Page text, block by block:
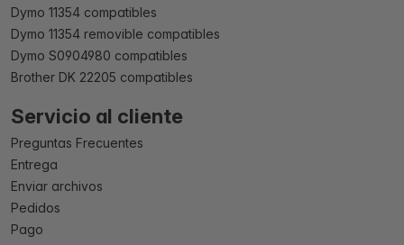
Dymo 11354 compatibles
Dymo 11354 removible compatibles
Dymo S0904980 compatibles
Brother DK 22205 compatibles
Servicio al cliente
Preguntas Frecuentes
Entrega
Enviar archivos
Pedidos
Pago